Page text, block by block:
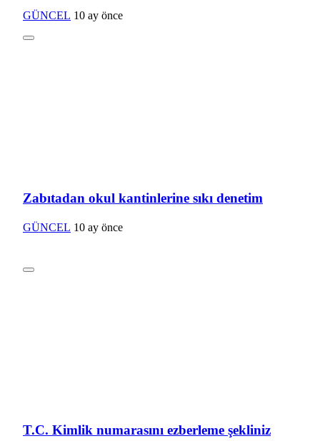
GÜNCEL 10 ay önce
Zabıtadan okul kantinlerine sıkı denetim
GÜNCEL 10 ay önce
T.C. Kimlik numarasını ezberleme şekliniz